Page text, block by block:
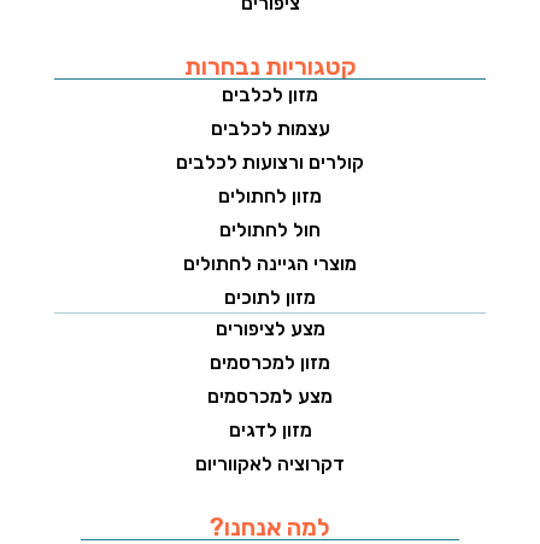
קטגוריות נבחרות
מזון לכלבים
עצמות לכלבים
קולרים ורצועות לכלבים
מזון לחתולים
חול לחתולים
מוצרי הגיינה לחתולים
מזון לתוכים
מצע לציפורים
מזון למכרסמים
מצע למכרסמים
מזון לדגים
דקרוציה לאקווריום
למה אנחנו?